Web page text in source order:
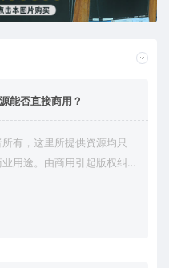
能否直接商用？
有，这里所提供资源均只
用途。由商用引起版权纠